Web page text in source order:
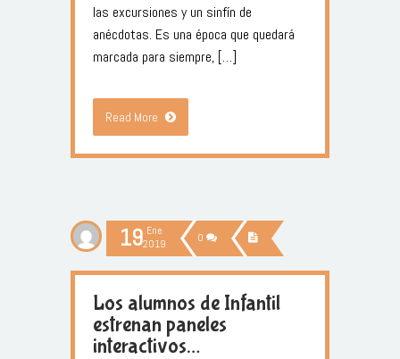
las excursiones y un sinfín de
anécdotas. Es una época que quedará
marcada para siempre, […]
Read More
19 Ene
2019
0
Los alumnos de Infantil
estrenan paneles
interactivos…